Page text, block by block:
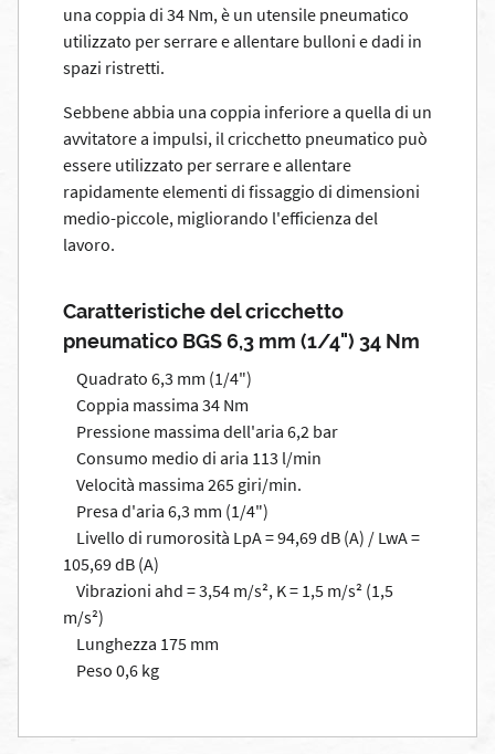
una coppia di 34 Nm, è un utensile pneumatico
utilizzato per serrare e allentare bulloni e dadi in
spazi ristretti.
Sebbene abbia una coppia inferiore a quella di un
avvitatore a impulsi, il cricchetto pneumatico può
essere utilizzato per serrare e allentare
rapidamente elementi di fissaggio di dimensioni
medio-piccole, migliorando l'efficienza del
lavoro.
Caratteristiche del cricchetto
pneumatico BGS 6,3 mm (1/4") 34 Nm
Quadrato 6,3 mm (1/4")
Coppia massima 34 Nm
Pressione massima dell'aria 6,2 bar
Consumo medio di aria 113 l/min
Velocità massima 265 giri/min.
Presa d'aria 6,3 mm (1/4")
Livello di rumorosità LpA = 94,69 dB (A) / LwA =
105,69 dB (A)
Vibrazioni ahd = 3,54 m/s², K = 1,5 m/s² (1,5
m/s²)
Lunghezza 175 mm
Peso 0,6 kg